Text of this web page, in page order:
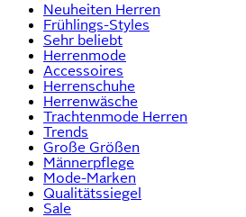
Neuheiten Herren
Frühlings-Styles
Sehr beliebt
Herrenmode
Accessoires
Herrenschuhe
Herrenwäsche
Trachtenmode Herren
Trends
Große Größen
Männerpflege
Mode-Marken
Qualitätssiegel
Sale